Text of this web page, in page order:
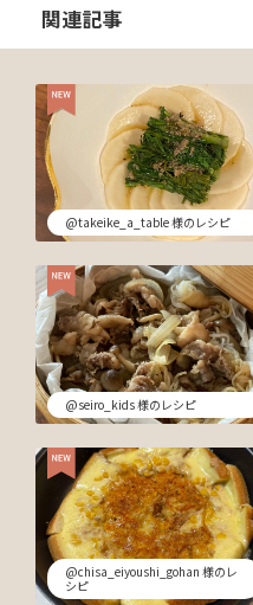
関連記事
@takeike_a_table 様のレシピ
@seiro_kids 様のレシピ
@chisa_eiyoushi_gohan 様のレ
シピ